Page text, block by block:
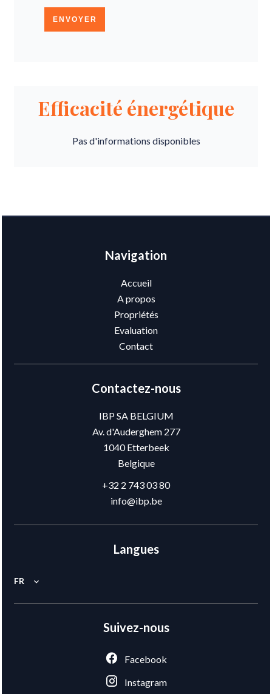
ENVOYER
Efficacité énergétique
Pas d'informations disponibles
Navigation
Accueil
A propos
Propriétés
Evaluation
Contact
Contactez-nous
IBP SA BELGIUM
Av. d'Auderghem 277
1040Etterbeek
Belgique
+32 2 743 03 80
info@ibp.be
Langues
FR
Suivez-nous
Facebook
Instagram